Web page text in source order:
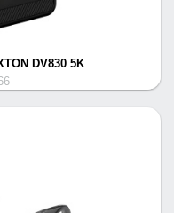
DV830 5K